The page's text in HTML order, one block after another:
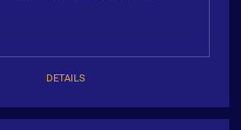
DETAILS